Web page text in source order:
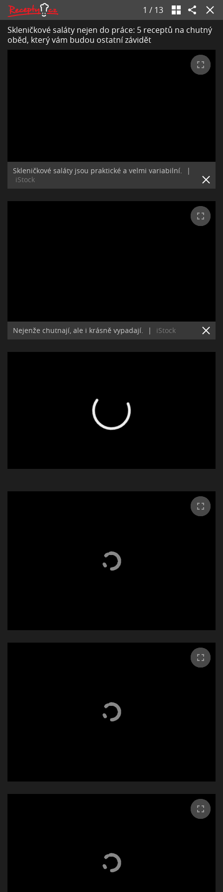
1 / 13
Skleničkové saláty nejen do práce: 5 receptů na chutný
oběd, který vám budou ostatní závidět
Skleničkové saláty jsou praktické a velmi variabilní.
|
iStock
Nejenže chutnají, ale i krásně vypadají. | iStock